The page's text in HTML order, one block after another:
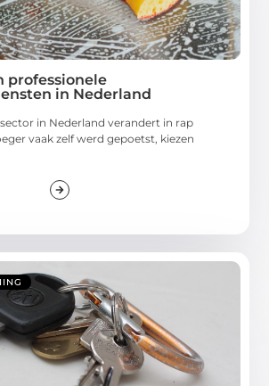
professionele
in Nederland
in Nederland verandert in rap
vaak zelf werd gepoetst, kiezen